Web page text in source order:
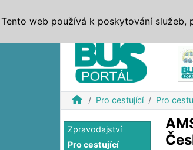
home Pro cestující Pro
Zpravodajství
Pro cestující
Tento web používá k poskytování služeb,